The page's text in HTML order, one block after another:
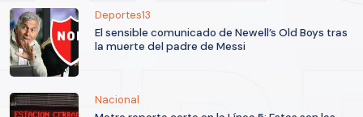
Deportes13
El sensible comunicado de Newell’s Old Boys tras
la muerte del padre de Messi
Nacional